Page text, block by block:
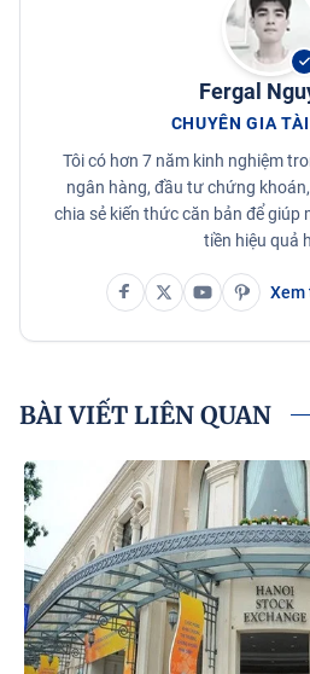
Fergal
CHUYÊN GIA
Tôi có hơn 7 năm kinh nghiệm
ngân hàng, đầu tư chứng
chia sẻ kiến thức căn bản để giúp
tiền hiệu quả
Xem
BÀI VIẾT LIÊN QUAN